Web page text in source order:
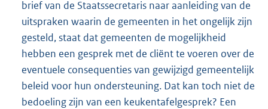
brief van de Staatssecretaris naar aanleiding van de
uitspraken waarin de gemeenten in het ongelijk zijn
gesteld, staat dat gemeenten de mogelijkheid
hebben een gesprek met de cliënt te voeren over de
eventuele consequenties van gewijzigd gemeentelijk
beleid voor hun ondersteuning. Dat kan toch niet de
bedoeling zijn van een keukentafelgesprek? Een